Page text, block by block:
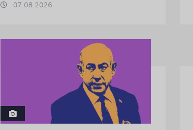
07.08.2026